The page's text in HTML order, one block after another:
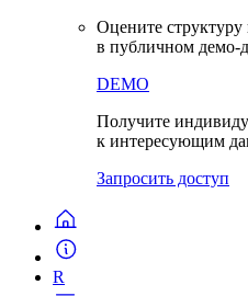
Оцените
в публичном демо-
DEMO
Получите
к интересующим
Запросить доступ
R